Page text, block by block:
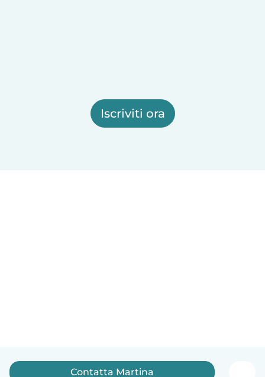
Iscriviti ora
Contatta Martina